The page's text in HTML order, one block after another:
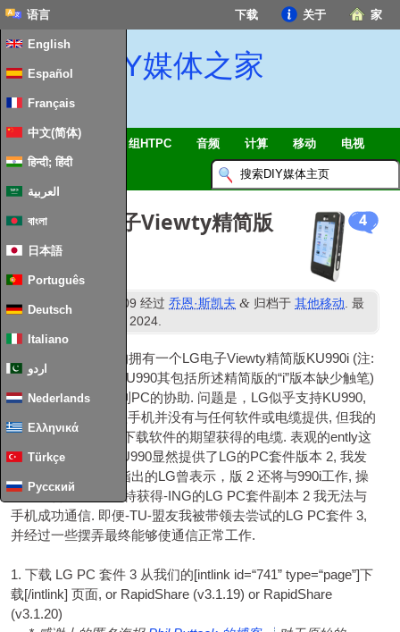
家
关于
下载
语言
English
Español
Français
中文(简体)
हिन्दी; हिंदी
العربية
বাংলা
日本語
Português
Deutsch
Italiano
اردو
Nederlands
Ελληνικά
Türkçe
Русский
DIY媒体之家
智能家居 & 物联网 组HTPC 音频 计算 移动 电视
4
PC套件LG电子Viewty精简版
KU990i
发表 25 十二月 2009 经过乔恩·斯凯夫 & 归档于其他移动. 最
二月 2024.
我的一个FAM-ILY的拥有一个LG电子Viewty精简版KU990i (注:
原始电子Viewty是KU990其包括所述精简版的“i”版本缺少触笔)
并要求我在它连接到PC的协助. 问题是，LG似乎支持KU990,
但不是KU990i. 这款手机并没有与任何软件或电缆提供, 但我的
家人已经在来自LG下载软件的期望获得的电缆. 表观的ently这
是过分的要求. 该KU990显然提供了LG的PC套件版本 2, 我发
现周围的各种网帖指出的LG曾表示，版 2 还将与990i工作, 操
作方法曾经, 德 - 皮特获得-ING的LG PC套件副本 2 我无法与
手机成功通信. 即便-TU-盟友我被带领去尝试的LG PC套件 3,
并经过一些摆弄最终能够使通信正常工作.
1. 下载 LG PC 套件 3 从我们的[int­link id=“741” type=“page”]下
载[/intlink] 页面,or Rap­id­Share (v3.1.19)or Rap­id­Share
(v3.1.20)